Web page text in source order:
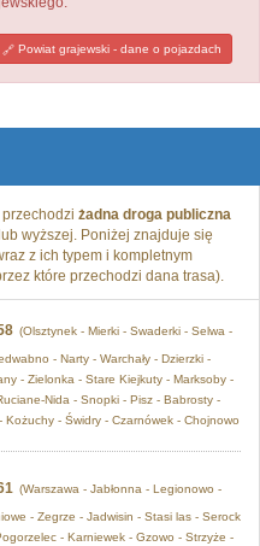
Powiat grajewski - dane o pojazdach
żadna droga publiczna
wyższej. Poniżej znajduje się
z ich typem i kompletnym
które przechodzi dana trasa).
(Olsztynek - Mierki - Swaderki - Selwa -
- Narty - Warchały - Dzierzki -
- Zielonka - Stare Kiejkuty - Marksoby -
Nida - Snopki - Pisz - Babrosty -
Kożuchy - Świdry - Czarnówek - Chojnowo
(Warszawa - Jabłonna - Legionowo -
- Zegrze - Jadwisin - Stasi las - Serock
- Karniewek - Gzowo - Strzyże -